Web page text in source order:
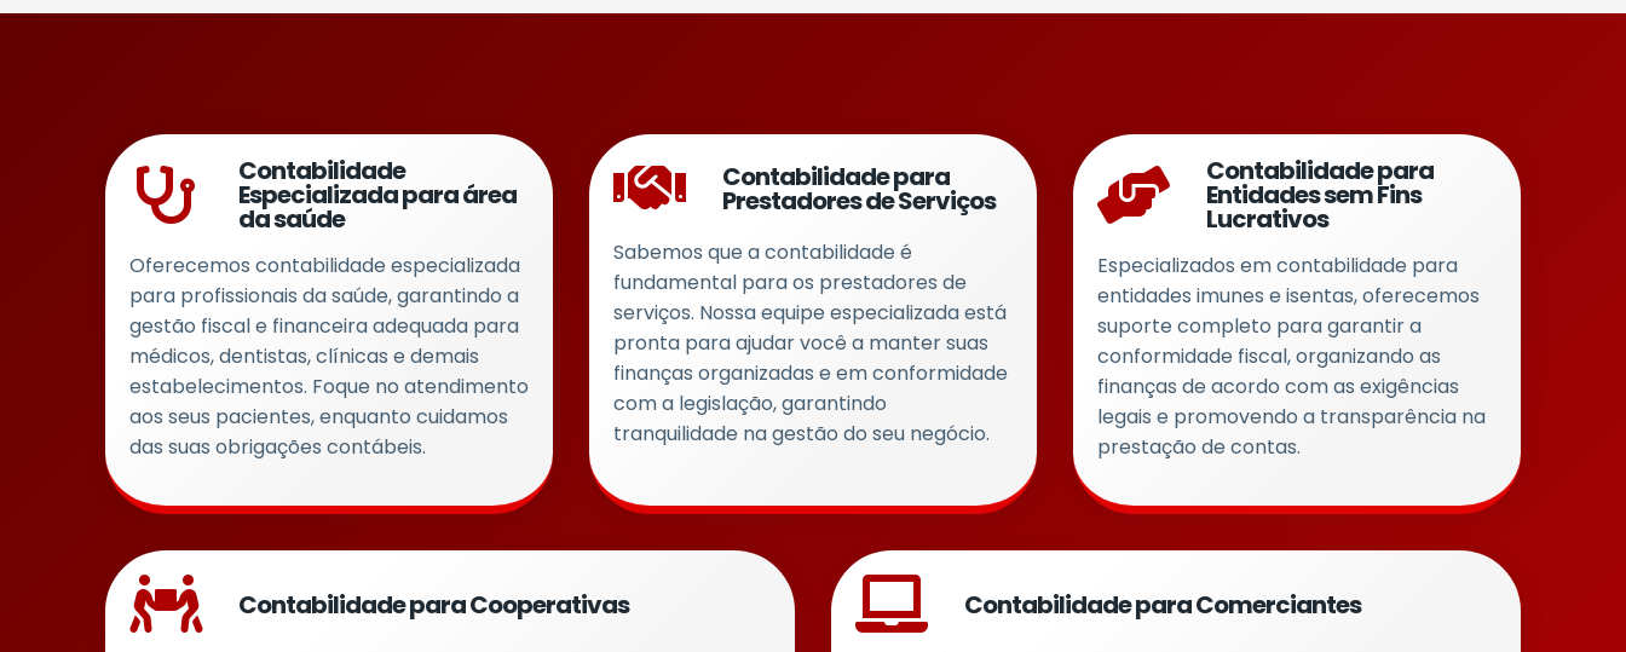
Contabilidade
Especializada para área
da saúde
Oferecemos contabilidade especializada
para profissionais da saúde, garantindo a
gestão fiscal e financeira adequada para
médicos, dentistas, clínicas e demais
estabelecimentos. Foque no atendimento
aos seus pacientes, enquanto cuidamos
das suas obrigações contábeis.
Contabilidade para
Prestadores de Serviços
Sabemos que a contabilidade é
fundamental para os prestadores de
serviços. Nossa equipe especializada está
pronta para ajudar você a manter suas
finanças organizadas e em conformidade
com a legislação, garantindo
tranquilidade na gestão do seu negócio.
Contabilidade para
Entidades sem Fins
Lucrativos
Especializados em contabilidade para
entidades imunes e isentas, oferecemos
suporte completo para garantir a
conformidade fiscal, organizando as
finanças de acordo com as exigências
legais e promovendo a transparência na
prestação de contas.
Contabilidade para Cooperativas Contabilidade para Comerciantes